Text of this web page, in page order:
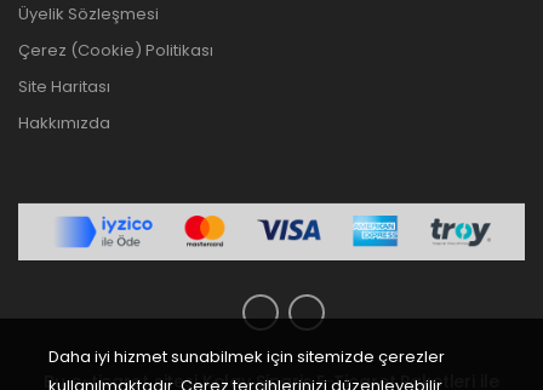
Üyelik Sözleşmesi
Çerez (Cookie) Politikası
Site Haritası
Hakkımızda
Bu e-ticaret sitesiKolay Sipariş E-Ticaret Paketleri
Daha iyi hizmet sunabilmek için sitemizde çerezler